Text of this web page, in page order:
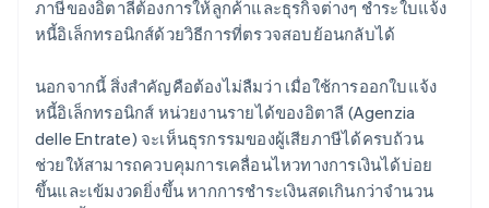
ภาษีของอิตาลีต้องการให้ลูกค้าและธุรกิจต่างๆ ชําระใบแจ้ง
หนี้อิเล็กทรอนิกส์ด้วยวิธีการที่ตรวจสอบย้อนกลับได้
นอกจากนี้ สิ่งสำคัญคือต้องไม่ลืมว่า เมื่อใช้การออกใบแจ้ง
หนี้อิเล็กทรอนิกส์ หน่วยงานรายได้ของอิตาลี (Agenzia
delle Entrate) จะเห็นธุรกรรมของผู้เสียภาษีได้ครบถ้วน
ช่วยให้สามารถควบคุมการเคลื่อนไหวทางการเงินได้บ่อย
ขึ้นและเข้มงวดยิ่งขึ้น หากการชำระเงินสดเกินกว่าจำนวน